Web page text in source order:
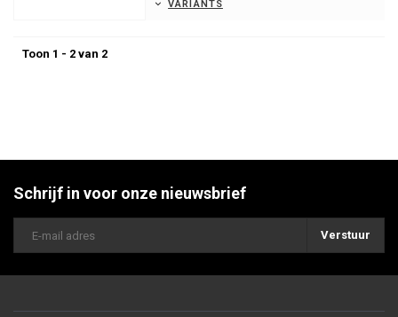
VARIANTS
Toon 1 - 2 van 2
Schrijf in voor onze nieuwsbrief
Verstuur